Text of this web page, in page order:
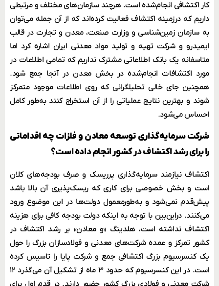
کار اکتشافی انجام‌شده است. هرچند سازمان‌های مختلف و مرتبطی
داریم که درزمینه اکتشاف فعالیت کرده‌اند که از آن جمله می‌توان
به سازمان زمین‌شناسی و وزارت صنعت، معدن و تجارت در قالب
ایمیدرو و شرکت تهیه و تولید مواد معدنی ایران اشاره کرد اما
متاسفانه یک بانک اطلاعاتی مشترک نداریم که تمامی اطلاعات در
مورد اکتشافات انجام‌شده در بخش معدن در آنجا جمع شود.
همچنین جای خالی تحلیلگرانی که روی اطلاعات موجود متمرکز
شوند و بهترین نتایج عملیاتی را از آن استخراج کنند به‌طور کامل
احساس می‌شود.
شرکت سرمایه‌گذاری توسعه معادن و فلزات چه اقداماتی
را برای رشد اکتشاف در کشور انجام داده است؟
اکتشاف نیازمند سرمایه‌گذاری پرریسک و صرف بودجه‌های کلان
است و بخش خصوصی برای کاری که ریسک‌پذیری آن بالا باشد
پیش‌قدم نمی‌شود و به‌طورمعمول دولت‌ها در این موضوع ورود
می‌کنند. دراین‌بین با توجه به اینکه دولت بودجه کافی برای هزینه
اکتشاف نداشته است، هلدینگ «و معادن» بر رشد اکتشاف در
کشور تمرکز و عمده شرکت‌های معدنی و فولادسازان بزرگ را حول
یککنسرسیوم بزرگ اکتشافی جمع وشرکت پایا را تاسیس کرده
است. در این کنسرسیوم که حدود ۳ ماه از تشکیل آن می‌گذرد ۱۲
شرکت معدنی و فولادی بزرگ کشور حضور دارند. در قدم اول برای